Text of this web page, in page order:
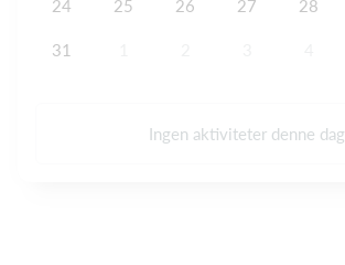
24 25 26 27 28
31
Ingen aktiviteter denne dag